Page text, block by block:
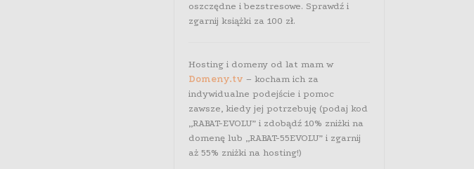
oszczędne i bezstresowe. Sprawdź i
zgarnij książki za 100 zł.
Hosting i domeny od lat mam w
Domeny.tv – kocham ich za
indywidualne podejście i pomoc
zawsze, kiedy jej potrzebuję (podaj kod
„RABAT-EVOLU” i zdobądź 10% zniżki na
domenę lub „RABAT-55EVOLU” i zgarnij
aż 55% zniżki na hosting!)